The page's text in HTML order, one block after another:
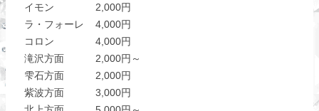
イモン
2,000円
ラ・フォーレ
4,000円
コロン
4,000円
滝沢方面
2,000円～
雫石方面
2,000円
紫波方面
3,000円